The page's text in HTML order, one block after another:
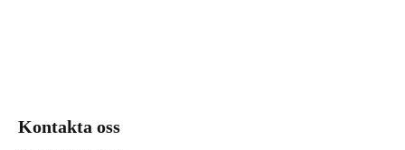
Kontakta oss